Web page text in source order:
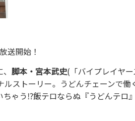
送開始！
脚本・宮本武史(「バイプレイヤ
ストーリー。うどんチェーンで働
ゃう⁉飯テロならぬ『うどんテロ